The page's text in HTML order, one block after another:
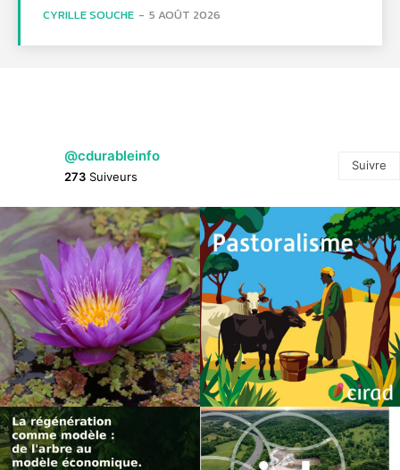
CYRILLE SOUCHE - 5 AOÛT 2026
@cdurableinfo
273 Suiveurs
Suivre